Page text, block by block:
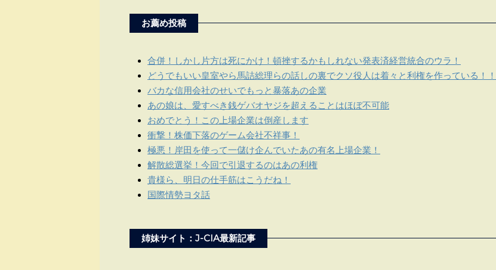
お薦め投稿
合併！しかし片方は死にかけ！頓挫するかもしれない発表済経営統合のウラ！
どうでもいい皇室やら馬詰総理らの話しの裏でクソ役人は着々と利権を作っている！！
バカな信用会社のせいでもっと暴落あの企業
あの娘は、愛すべき銭ゲバオヤジを超えることはほぼ不可能
おめでとう！この上場企業は倒産します
衝撃！株価下落のゲーム会社不祥事！
極悪！岸田を使って一儲け企んでいたあの有名上場企業！
解散総選挙！今回で引退するのはあの利権
貴様ら、明日の仕手筋はこうだね！
国際情勢ヨタ話
姉妹サイト：J-CIA最新記事